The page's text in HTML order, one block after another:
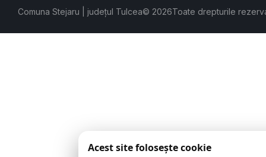
Comuna Stejaru | județul Tulcea© 2026Toate drepturile
Acest site folosește cookie